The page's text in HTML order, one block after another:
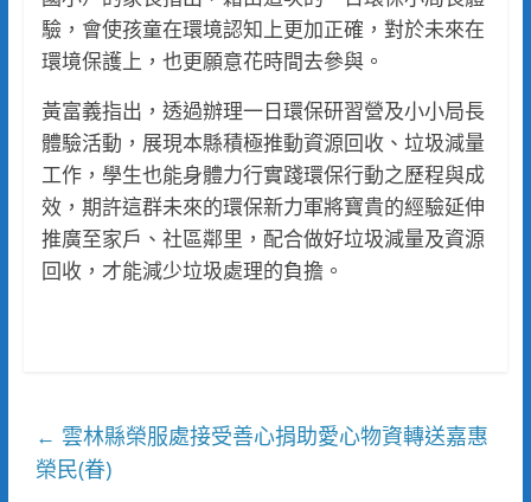
驗，會使孩童在環境認知上更加正確，對於未來在
環境保護上，也更願意花時間去參與。
黃富義指出，透過辦理一日環保研習營及小小局長
體驗活動，展現本縣積極推動資源回收、垃圾減量
工作，學生也能身體力行實踐環保行動之歷程與成
效，期許這群未來的環保新力軍將寶貴的經驗延伸
推廣至家戶、社區鄰里，配合做好垃圾減量及資源
回收，才能減少垃圾處理的負擔。
← 雲林縣榮服處接受善心捐助愛心物資轉送嘉惠
榮民(眷)